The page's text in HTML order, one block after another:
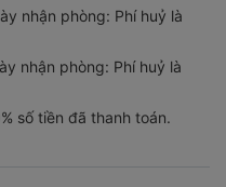
nhận phòng: Phí huỷ là
nhận phòng: Phí huỷ là
số tiền đã thanh toán.